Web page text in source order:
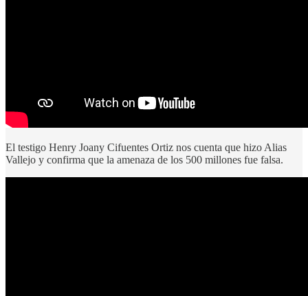
El testigo Henry Joany Cifuentes Ortiz nos cuenta que hizo Alias
Vallejo y confirma que la amenaza de los 500 millones fue falsa.